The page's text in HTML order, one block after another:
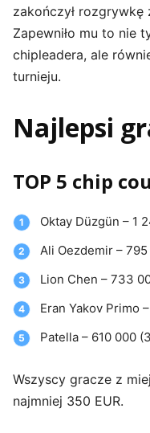
zakończył
Zapewniło mu to nie
chipleadera, ale
turnieju.
Najlepsi
TOP 5 chip
Oktay Düzgün – 1
Ali Oezdemir –
Lion Chen – 733
Eran Yakov Primo
Patella – 610 000
Wszyscy gracze z
najmniej 350 EUR.